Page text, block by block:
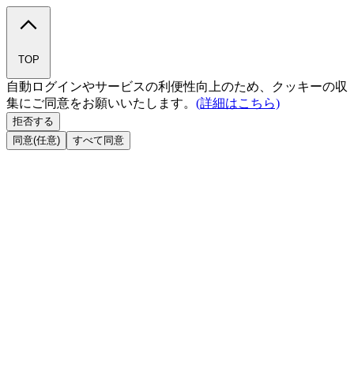
TOP
自動ログインやサービスの利便性向上のため、クッキーの収
集にご同意をお願いいたします。 (詳細はこちら)
拒否する
同意(任意)
すべて同意